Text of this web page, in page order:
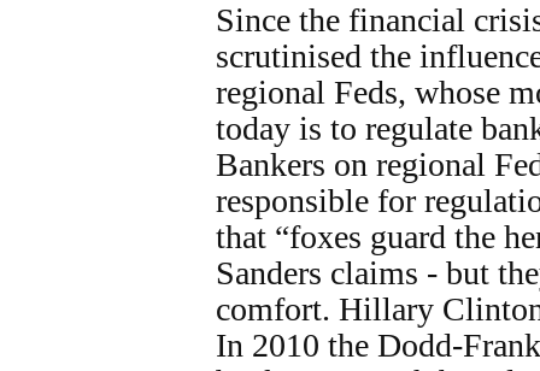
Since the financial
scrutinised the
regional Feds, whose
today is to regulate
Bankers on regional
responsible for
that “foxes guard the
Sanders claims - but
comfort. Hillary
In 2010 the Dodd-